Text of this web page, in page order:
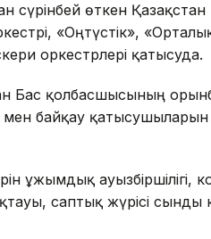
сүрінбей өткен
«Оңтүстік»,
оркестрлері қатысуда.
Бас қолбасшысының
байқау қатысушыларын
ұжымдық ауызбіршілігі,
саптық жүрісі сынды